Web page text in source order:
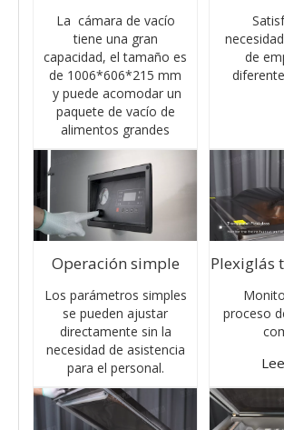
La cámara de vacío
tiene una gran
capacidad, el tamaño es
de 1006*606*215 mm
y puede acomodar un
paquete de vacío de
alimentos grandes
de
Operación simple
Los parámetros simples
se pueden ajustar
directamente sin la
necesidad de asistencia
para el personal.
Plexiglás
proceso